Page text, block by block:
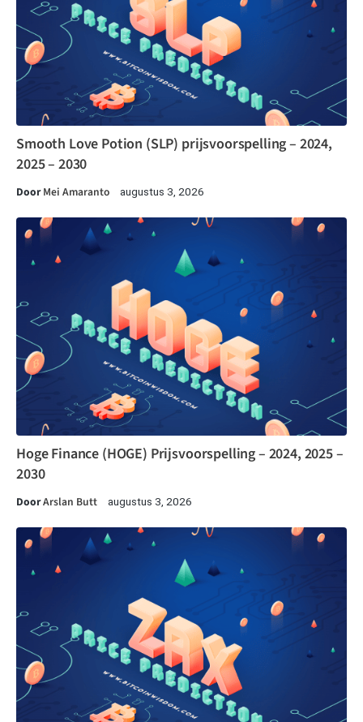
Smooth Love Potion (SLP) prijsvoorspelling – 2024,
2025 – 2030
DoorMei Amaranto augustus 3, 2026
Hoge Finance (HOGE) Prijsvoorspelling – 2024, 2025 –
2030
DoorArslan Butt augustus 3, 2026